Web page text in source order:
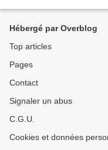
Hébergé par Overblog
Top articles
Pages
Contact
Signaler un abus
C.G.U.
Cookies et données